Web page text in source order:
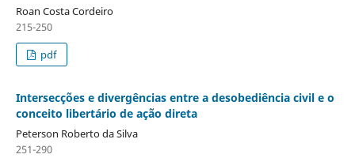
Roan Costa Cordeiro
215-250
pdf
Intersecções e divergências entre a desobediência civil e o
conceito libertário de ação direta
Peterson Roberto da Silva
251-290